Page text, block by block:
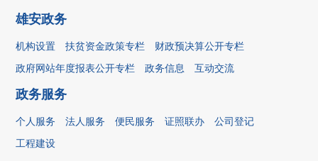
雄安政务
机构设置 扶贫资金政策专栏
财政预决算公开专栏
政府网站年度报表公开专栏
政务信息 互动交流
政务服务
个人服务 法人服务 便民服务 证照联办
公司登记
工程建设